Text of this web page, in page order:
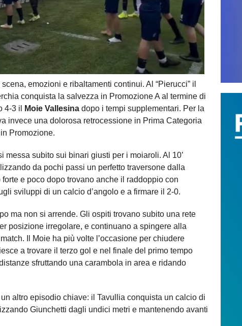
emozioni e ribaltamenti continui. Al “Pierucci” il
conquista la salvezza in Promozione A al termine di
4-3 il
Moie Vallesina dopo i tempi supplementari. Per la
invece una dolorosa retrocessione in Prima Categoria
Promozione.
messa subito sui binari giusti per i moiaroli. Al 10’
da pochi passi un perfetto traversone dalla
e poco dopo trovano anche il raddoppio con
sviluppi di un calcio d’angolo e a firmare il 2-0.
ma non si arrende. Gli ospiti trovano subito una rete
posizione irregolare, e continuano a spingere alla
Il Moie ha più volte l’occasione per chiudere
a trovare il terzo gol e nel finale del primo tempo
sfruttando una carambola in area e ridando
altro episodio chiave: il Tavullia conquista un calcio di
Giunchetti dagli undici metri e mantenendo avanti